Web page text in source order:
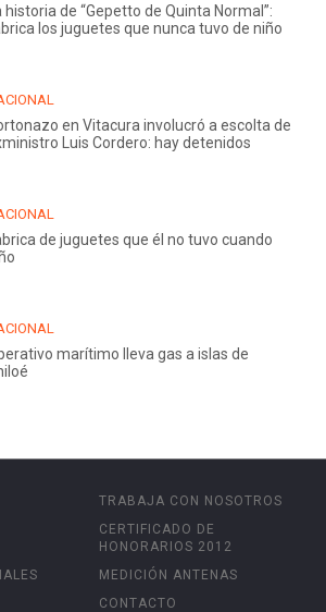
historia de “Gepetto de Quinta Normal”:
los juguetes que nunca tuvo de niño
en Vitacura involucró a escolta de
Luis Cordero: hay detenidos
de juguetes que él no tuvo cuando
marítimo lleva gas a islas de
TRABAJA CON NOSOTROS
CERTIFICADO DE
HONORARIOS 2012
MEDICIÓN ANTENAS
CONTACTO